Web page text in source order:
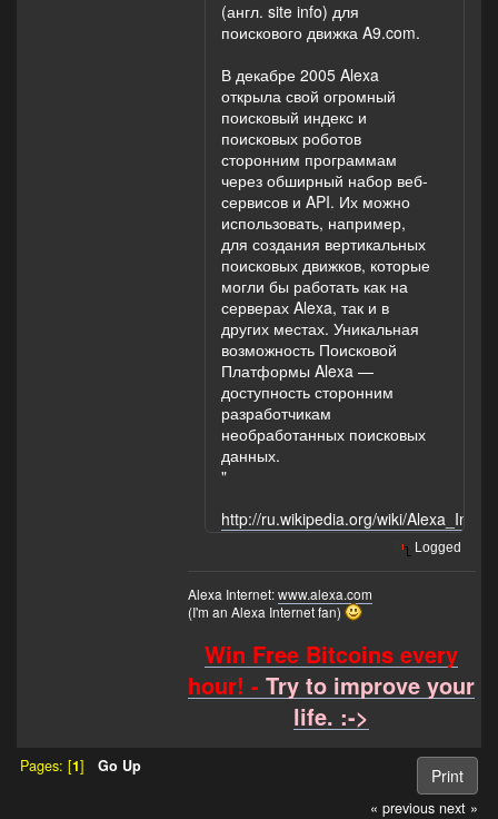
(англ. site info) для
поискового движка A9.com.
В декабре 2005 Alexa
открыла свой огромный
поисковый индекс и
поисковых роботов
сторонним программам
через обширный набор веб-
сервисов и API. Их можно
использовать, например,
для создания вертикальных
поисковых движков, которые
могли бы работать как на
серверах Alexa, так и в
других местах. Уникальная
возможность Поисковой
Платформы Alexa —
доступность сторонним
разработчикам
необработанных поисковых
данных.
"
http://ru.wikipedia.org/wiki/
Logged
Alexa Internet:www.alexa.com
(I'm an Alexa Internet fan)
Win Free Bitcoins every
hour! -Try to improve your
life. :->
Print
Pages: [1] Go Up
« previous next »